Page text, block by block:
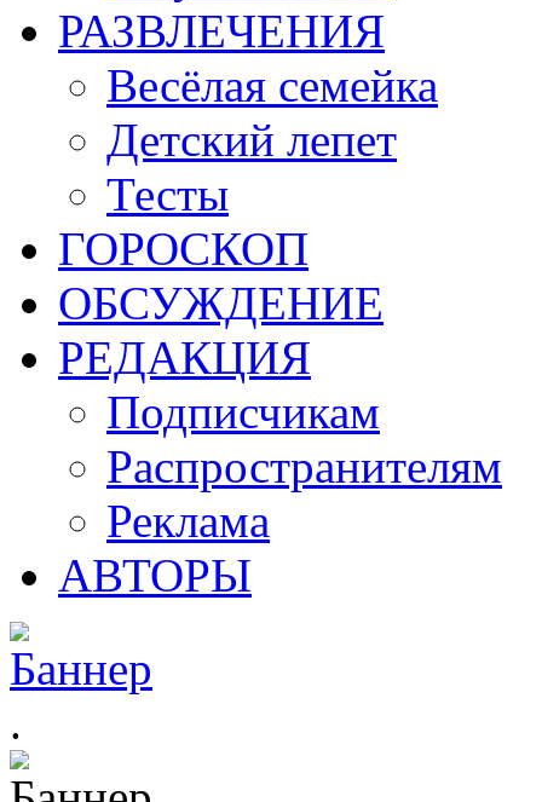
РАЗВЛЕЧЕНИЯ
Весёлая семейка
Детский лепет
Тесты
ГОРОСКОП
ОБСУЖДЕНИЕ
РЕДАКЦИЯ
Подписчикам
Распространителям
Реклама
АВТОРЫ
.